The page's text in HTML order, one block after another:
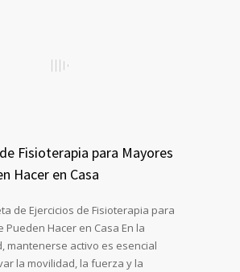
Fisioterapia para Mayores
Hacer en Casa
de Ejercicios de Fisioterapia para
Pueden Hacer en Casa En la
mantenerse activo es esencial
la movilidad, la fuerza y la